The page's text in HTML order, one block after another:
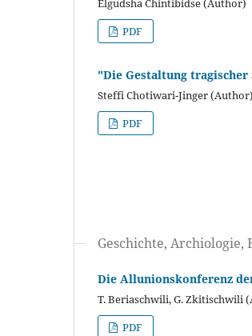
Elgudsha Chintibidse (Author)
PDF
"Die Gestaltung
Steffi Chotiwari-Jinger (Author)
PDF
Geschichte, Archiologie,
Die Allunionskonferenz
T. Beriaschwili, G. Zkitischwili
PDF